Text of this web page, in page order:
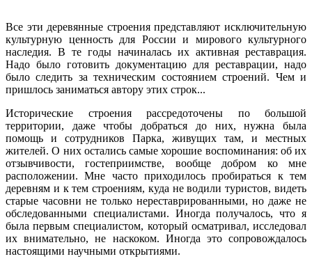
Все эти деревянные строения представляют исключительную
культурную ценность для России и мирового культурного
наследия. В те годы начиналась их активная реставрация.
Надо было готовить документацию для реставрации, надо
было следить за техническим состоянием строений. Чем и
пришлось заниматься автору этих строк...
Исторические строения рассредоточены по большой
территории, даже чтобы добраться до них, нужна была
помощь и сотрудников Парка, живущих там, и местных
жителей. О них остались самые хорошие воспоминания: об их
отзывчивости, гостеприимстве, вообще добром ко мне
расположении. Мне часто приходилось пробираться к тем
деревням и к тем строениям, куда не водили туристов, видеть
старые часовни не только нереставрированными, но даже не
обследованными специалистами. Иногда получалось, что я
была первым специалистом, который осматривал, исследовал
их внимательно, не наскоком. Иногда это сопровождалось
настоящими научными открытиями.